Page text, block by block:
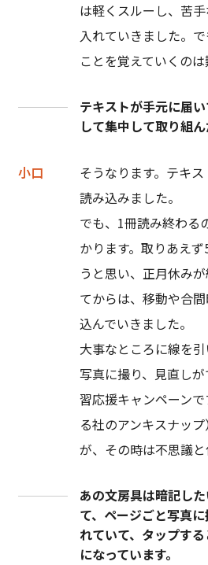
は軽くスルーし、苦
入れていきました。
ことを覚えていくのは
テキストが手元に届
して集中して取り組ん
小口
そうなります。テキス
読み込みました。
でも、1冊読み終わる
かります。取りあえ
うと思い、正月休み
てからは、移動や合
込んでいきました。
大事なところに線を
写真に撮り、見直し
習応援キャンペーン
る社のアンキスナッ
が、その時は不思議と
あの文房具は暗記し
て、ページごと写真
れていて、タップす
になっています。